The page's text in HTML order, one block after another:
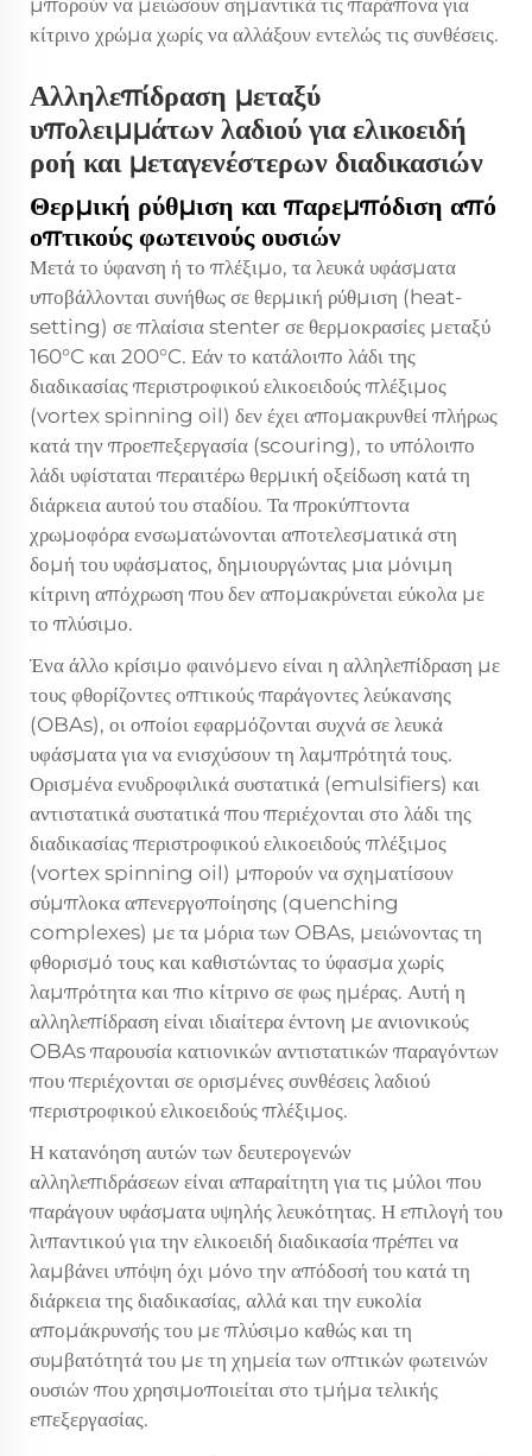
μπορούν να μειώσουν σημαντικά τις παράπονα για
κίτρινο χρώμα χωρίς να αλλάξουν εντελώς τις συνθέσεις.
Αλληλεπίδραση μεταξύ
υπολειμμάτων λαδιού για ελικοειδή
ροή και μεταγενέστερων διαδικασιών
Θερμική ρύθμιση και παρεμπόδιση από
οπτικούς φωτεινούς ουσιών
Μετά το ύφανση ή το πλέξιμο, τα λευκά υφάσματα
υποβάλλονται συνήθως σε θερμική ρύθμιση (heat-
setting) σε πλαίσια stenter σε θερμοκρασίες μεταξύ
160°C και 200°C. Εάν το κατάλοιπο λάδι της
διαδικασίας περιστροφικού ελικοειδούς πλέξιμος
(vortex spinning oil) δεν έχει απομακρυνθεί πλήρως
κατά την προεπεξεργασία (scouring), το υπόλοιπο
λάδι υφίσταται περαιτέρω θερμική οξείδωση κατά τη
διάρκεια αυτού του σταδίου. Τα προκύπτοντα
χρωμοφόρα ενσωματώνονται αποτελεσματικά στη
δομή του υφάσματος, δημιουργώντας μια μόνιμη
κίτρινη απόχρωση που δεν απομακρύνεται εύκολα με
το πλύσιμο.
Ένα άλλο κρίσιμο φαινόμενο είναι η αλληλεπίδραση με
τους φθορίζοντες οπτικούς παράγοντες λεύκανσης
(OBAs), οι οποίοι εφαρμόζονται συχνά σε λευκά
υφάσματα για να ενισχύσουν τη λαμπρότητά τους.
Ορισμένα ενυδροφιλικά συστατικά (emulsifiers) και
αντιστατικά συστατικά που περιέχονται στο λάδι της
διαδικασίας περιστροφικού ελικοειδούς πλέξιμος
(vortex spinning oil) μπορούν να σχηματίσουν
σύμπλοκα απενεργοποίησης (quenching
complexes) με τα μόρια των OBAs, μειώνοντας τη
φθορισμό τους και καθιστώντας το ύφασμα χωρίς
λαμπρότητα και πιο κίτρινο σε φως ημέρας. Αυτή η
αλληλεπίδραση είναι ιδιαίτερα έντονη με ανιονικούς
OBAs παρουσία κατιονικών αντιστατικών παραγόντων
που περιέχονται σε ορισμένες συνθέσεις λαδιού
περιστροφικού ελικοειδούς πλέξιμος.
Η κατανόηση αυτών των δευτερογενών
αλληλεπιδράσεων είναι απαραίτητη για τις μύλοι που
παράγουν υφάσματα υψηλής λευκότητας. Η επιλογή του
λιπαντικού για την ελικοειδή διαδικασία πρέπει να
λαμβάνει υπόψη όχι μόνο την απόδοσή του κατά τη
διάρκεια της διαδικασίας, αλλά και την ευκολία
απομάκρυνσής του με πλύσιμο καθώς και τη
συμβατότητά του με τη χημεία των οπτικών φωτεινών
ουσιών που χρησιμοποιείται στο τμήμα τελικής
επεξεργασίας.